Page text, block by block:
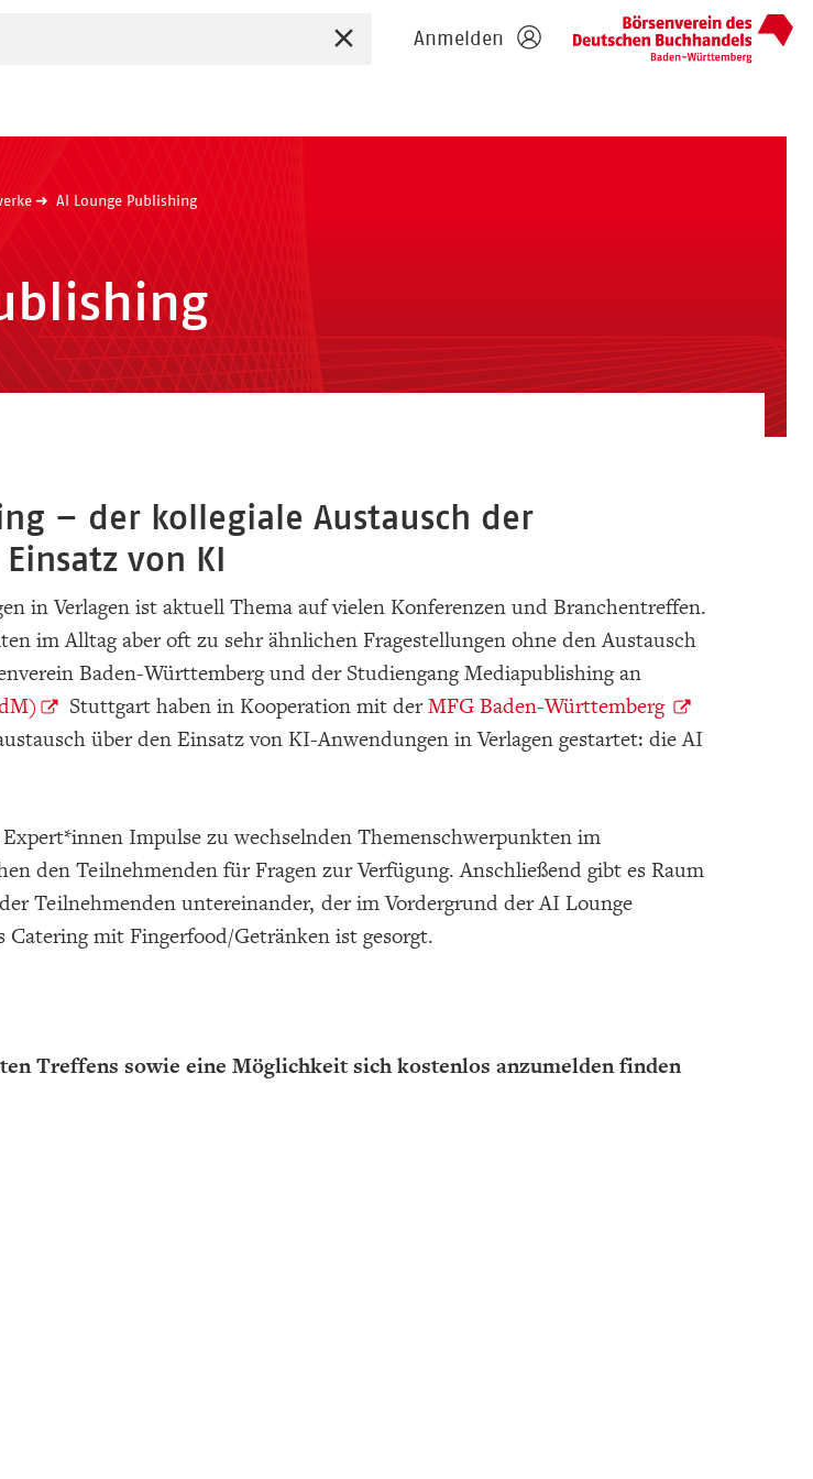
Sucheingabe zurücksetzen
Anmelden
AI Lounge Publishing
– der kollegiale Austausch der
von KI
in Verlagen ist aktuell Thema auf vielen Konferenzen und Branchentreffen.
im Alltag aber oft zu sehr ähnlichen Fragestellungen ohne den Austausch
Baden-Württemberg und der Studiengang Mediapublishing an
Stuttgart haben in Kooperation mit derMFG Baden-Württemberg
über den Einsatz von KI-Anwendungen in Verlagen gestartet: die AI
Impulse zu wechselnden Themenschwerpunkten im
den Teilnehmenden für Fragen zur Verfügung. Anschließend gibt es Raum
Teilnehmenden untereinander, der im Vordergrund der AI Lounge
mit Fingerfood/Getränken ist gesorgt.
Treffens sowie eine Möglichkeit sich kostenlos anzumelden finden